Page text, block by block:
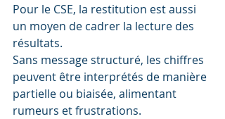
Pour le CSE, la restitution est aussi
un moyen de cadrer la lecture des
résultats.
Sans message structuré, les chiffres
peuvent être interprétés de manière
partielle ou biaisée, alimentant
rumeurs et frustrations.